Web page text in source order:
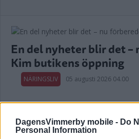
DagensVimmerby mobile - Do
Personal Information
En del nyheter blir det
Kim butikens öppning
NÄRINGSLIV 05 augusti 2026 04.00